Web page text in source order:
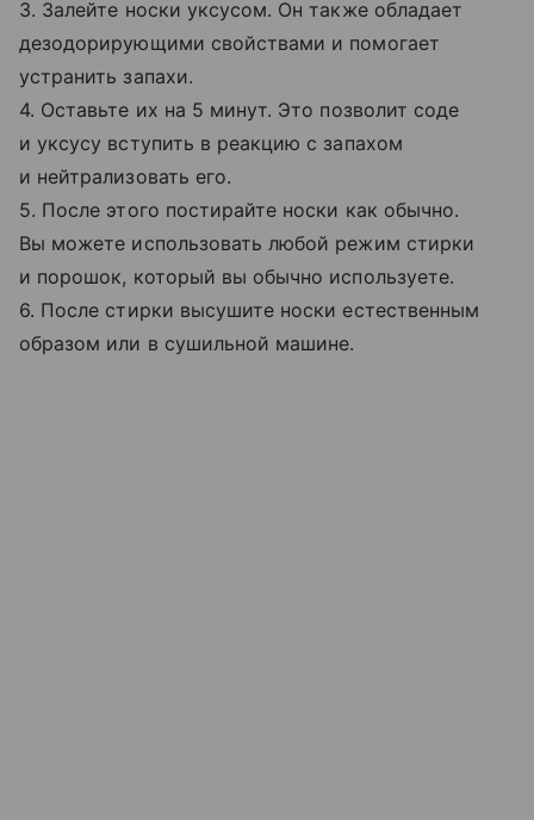
3. Залейте носки уксусом. Он также обладает
дезодорирующими свойствами и помогает
устранить запахи.
4. Оставьте их на 5 минут. Это позволит соде
и уксусу вступить в реакцию с запахом
и нейтрализовать его.
5. После этого постирайте носки как обычно.
Вы можете использовать любой режим стирки
и порошок, который вы обычно используете.
6. После стирки высушите носки естественным
образом или в сушильной машине.